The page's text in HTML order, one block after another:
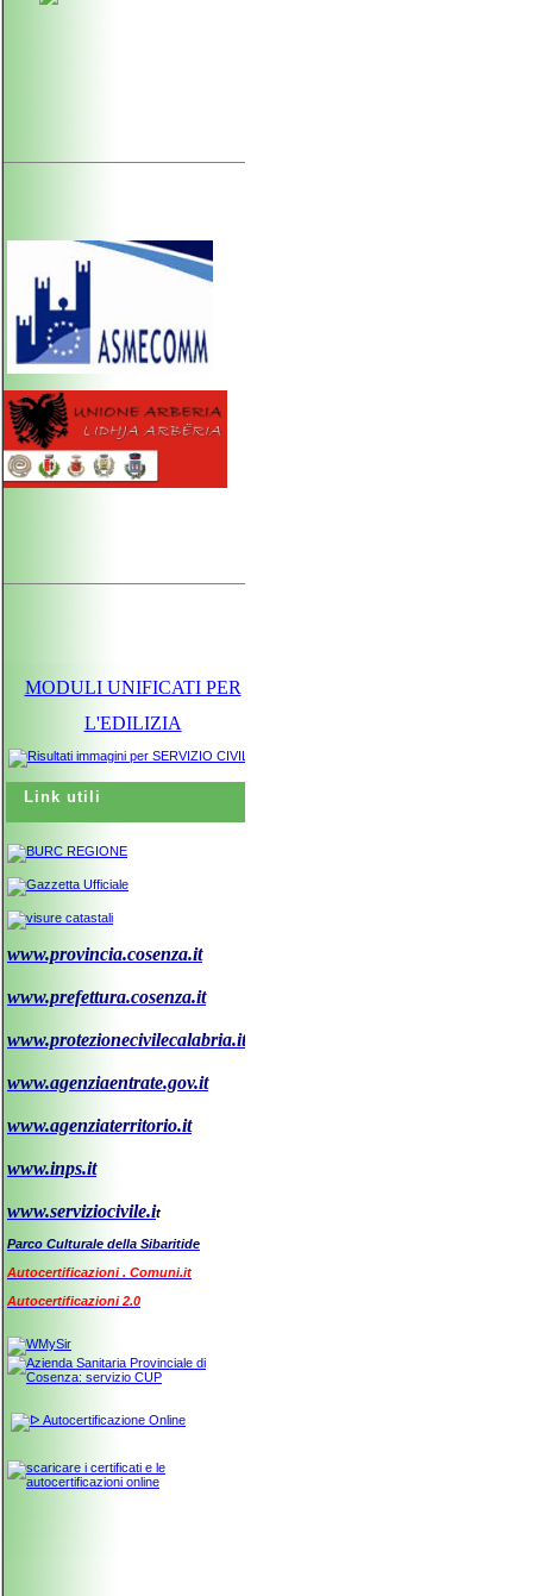
MODULI UNIFICATI PER
L'EDILIZIA
Link utili
www.provincia.cosenza.it
www.prefettura.cosenza.it
www.protezionecivilecalabria.it
www.agenziaentrate.gov.it
www.agenziaterritorio.it
www.inps.it
www.serviziocivile.it
Parco Culturale della Sibaritide
Autocertificazioni . Comuni.it
Autocertificazioni 2.0